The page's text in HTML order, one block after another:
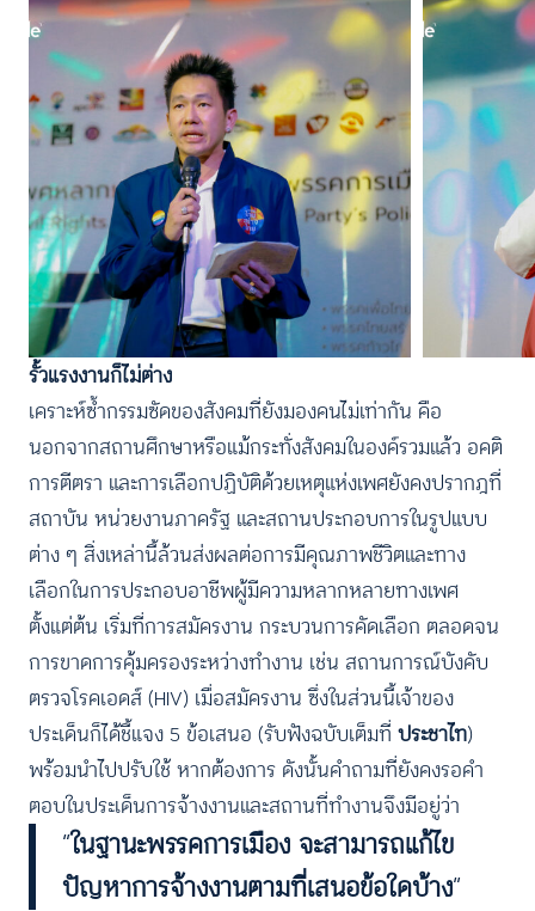
รั้วแรงงานก็ไม่ต่าง
เคราะห์ซ้ำกรรมซัดของสังคมที่ยังมองคนไม่เท่ากัน คือ
นอกจากสถานศึกษาหรือแม้กระทั่งสังคมในองค์รวมแล้ว อคติ
การตีตรา และการเลือกปฏิบัติด้วยเหตุแห่งเพศยังคงปรากฎที่
สถาบัน หน่วยงานภาครัฐ และสถานประกอบการในรูปแบบ
ต่าง ๆ สิ่งเหล่านี้ล้วนส่งผลต่อการมีคุณภาพชีวิตและทาง
เลือกในการประกอบอาชีพผู้มีความหลากหลายทางเพศ
ตั้งแต่ต้น เริ่มที่การสมัครงาน กระบวนการคัดเลือก ตลอดจน
การขาดการคุ้มครองระหว่างทำงาน เช่น สถานการณ์บังคับ
ตรวจโรคเอดส์ (HIV) เมื่อสมัครงาน ซึ่งในส่วนนี้เจ้าของ
ประเด็นก็ได้ชี้แจง 5 ข้อเสนอ (รับฟังฉบับเต็มที่ ประชาไท)
พร้อมนำไปปรับใช้ หากต้องการ ดังนั้นคำถามที่ยังคงรอคำ
ตอบในประเด็นการจ้างงานและสถานที่ทำงานจึงมีอยู่ว่า
“ในฐานะพรรคการเมือง จะสามารถแก้ไข
ปัญหาการจ้างงานตามที่เสนอข้อใดบ้าง“